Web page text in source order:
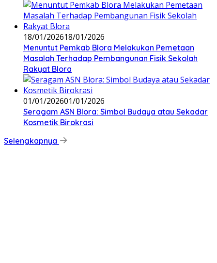
18/01/202618/01/2026
‎Menuntut Pemkab Blora Melakukan Pemetaan
Masalah Terhadap Pembangunan Fisik Sekolah
Rakyat Blora
01/01/202601/01/2026
‎Seragam ASN Blora: Simbol Budaya atau Sekadar
Kosmetik Birokrasi
Selengkapnya